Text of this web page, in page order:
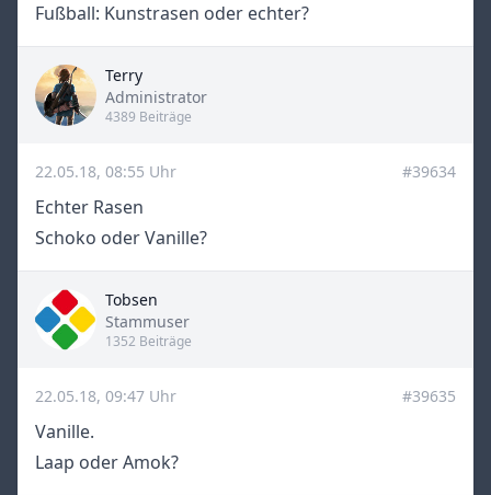
Fußball: Kunstrasen oder echter?
Terry
Title
Administrator
4389 Beiträge
22.05.18, 08:55 Uhr #39634
Echter Rasen
Schoko oder Vanille?
Tobsen
Title
Stammuser
1352 Beiträge
22.05.18, 09:47 Uhr #39635
Vanille.
Laap oder Amok?